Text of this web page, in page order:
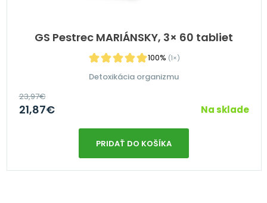
GS Pestrec MARIÁNSKY, 3× 60 tabliet
100% (1×)
Detoxikácia organizmu
23,97€
21,87€ Na sklade
PRIDAŤ DO KOŠÍKA